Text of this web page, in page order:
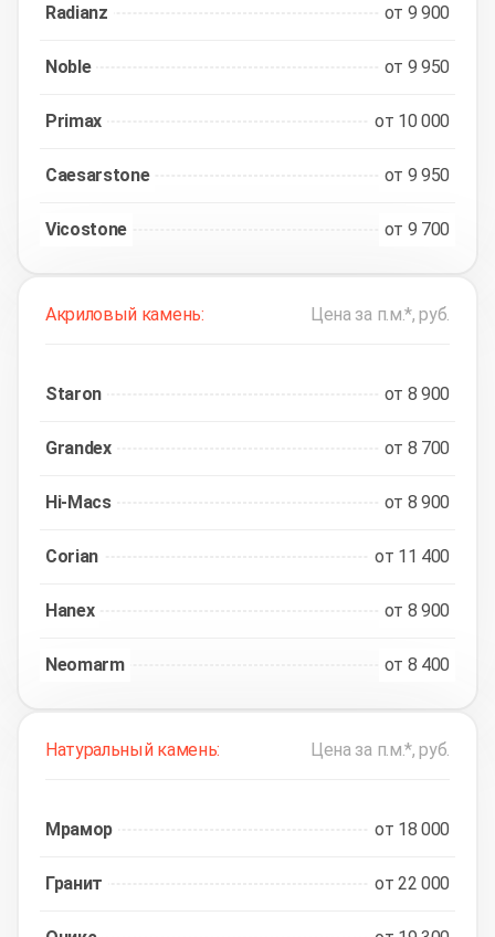
Radianz от 9 900
Noble от 9 950
Primax от 10 000
Caesarstone от 9 950
Vicostone от 9 700
Акриловый камень: Цена за п.м.*, руб.
Staron от 8 900
Grandex от 8 700
Hi-Macs от 8 900
Corian от 11 400
Hanex от 8 900
Neomarm от 8 400
Натуральный камень: Цена за п.м.*, руб.
Мрамор от 18 000
Гранит от 22 000